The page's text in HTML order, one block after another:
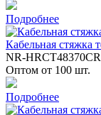
Подробнее
Кабельная стяжка
NR-HRCT48370CR
Оптом от 100 шт.
Подробнее